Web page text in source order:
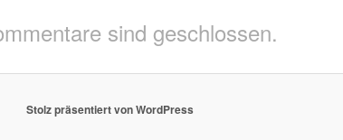
sind geschlossen.
Stolz präsentiert von WordPress